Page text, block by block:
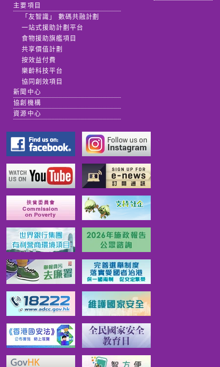
主要項目
「友智識」 數碼共融計劃
一站式援助計劃平台
食物援助旗艦項目
共享價值計劃
按效益付費
樂齡科技平台
協同創效項目
新聞中心
協創機構
資源中心